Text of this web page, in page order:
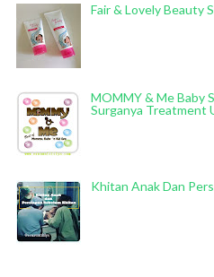
Fair & Lovely Beauty
MOMMY & Me Baby
Surganya Treatment
Khitan Anak Dan